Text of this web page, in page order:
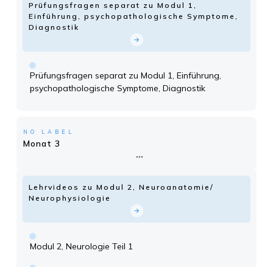
Prüfungsfragen separat zu Modul 1,
Einführung, psychopathologische Symptome,
Diagnostik
Prüfungsfragen separat zu Modul 1, Einführung,
psychopathologische Symptome, Diagnostik
NO LABEL
Monat 3
Lehrvideos zu Modul 2, Neuroanatomie/
Neurophysiologie
Modul 2, Neurologie Teil 1